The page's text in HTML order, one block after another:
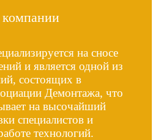
на сносе
и является одной из
состоящих в
Демонтажа, что
на высочайший
специалистов и
технологий.